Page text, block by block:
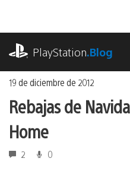
contenido
PlayStation.Blog
19 de diciembre de 2012
Rebajas de
Home
2 0